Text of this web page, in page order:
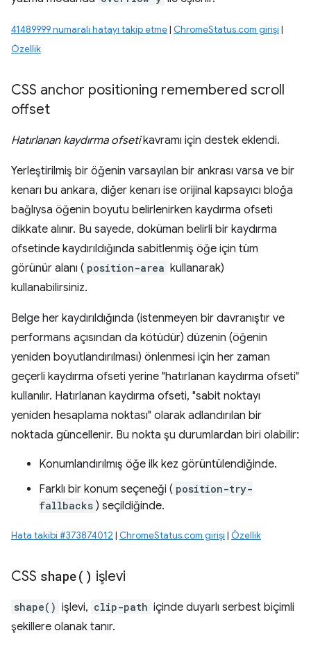
41489999 numaralı hatayı takip etme| ChromeStatus.com girişi |
Özellik
CSS anchor positioning remembered scroll
offset
Hatırlanan kaydırma ofsetikavramı için destek eklendi.
Yerleştirilmiş bir öğenin varsayılan bir ankrası varsa ve bir
kenarı bu ankara, diğer kenarı ise orijinal kapsayıcı bloğa
bağlıysa öğenin boyutu belirlenirken kaydırma ofseti
dikkate alınır. Bu sayede, doküman belirli bir kaydırma
ofsetinde kaydırıldığında sabitlenmiş öğe için tüm
görünür alanı ( position-area kullanarak)
kullanabilirsiniz.
Belge her kaydırıldığında (istenmeyen bir davranıştır ve
performans açısından da kötüdür) düzenin (öğenin
yeniden boyutlandırılması) önlenmesi için her zaman
geçerli kaydırma ofseti yerine "hatırlanan kaydırma ofseti"
kullanılır. Hatırlanan kaydırma ofseti, "sabit noktayı
yeniden hesaplama noktası" olarak adlandırılan bir
noktada güncellenir. Bu nokta şu durumlardan biri olabilir:
Konumlandırılmış öğe ilk kez görüntülendiğinde.
Farklı bir konum seçeneği ( position-try-
fallbacks ) seçildiğinde.
Hata takibi #373874012 | ChromeStatus.com girişi | Özellik
CSS shape( ) işlevi
shape() işlevi, clip-path içinde duyarlı serbest biçimli
şekillere olanak tanır.